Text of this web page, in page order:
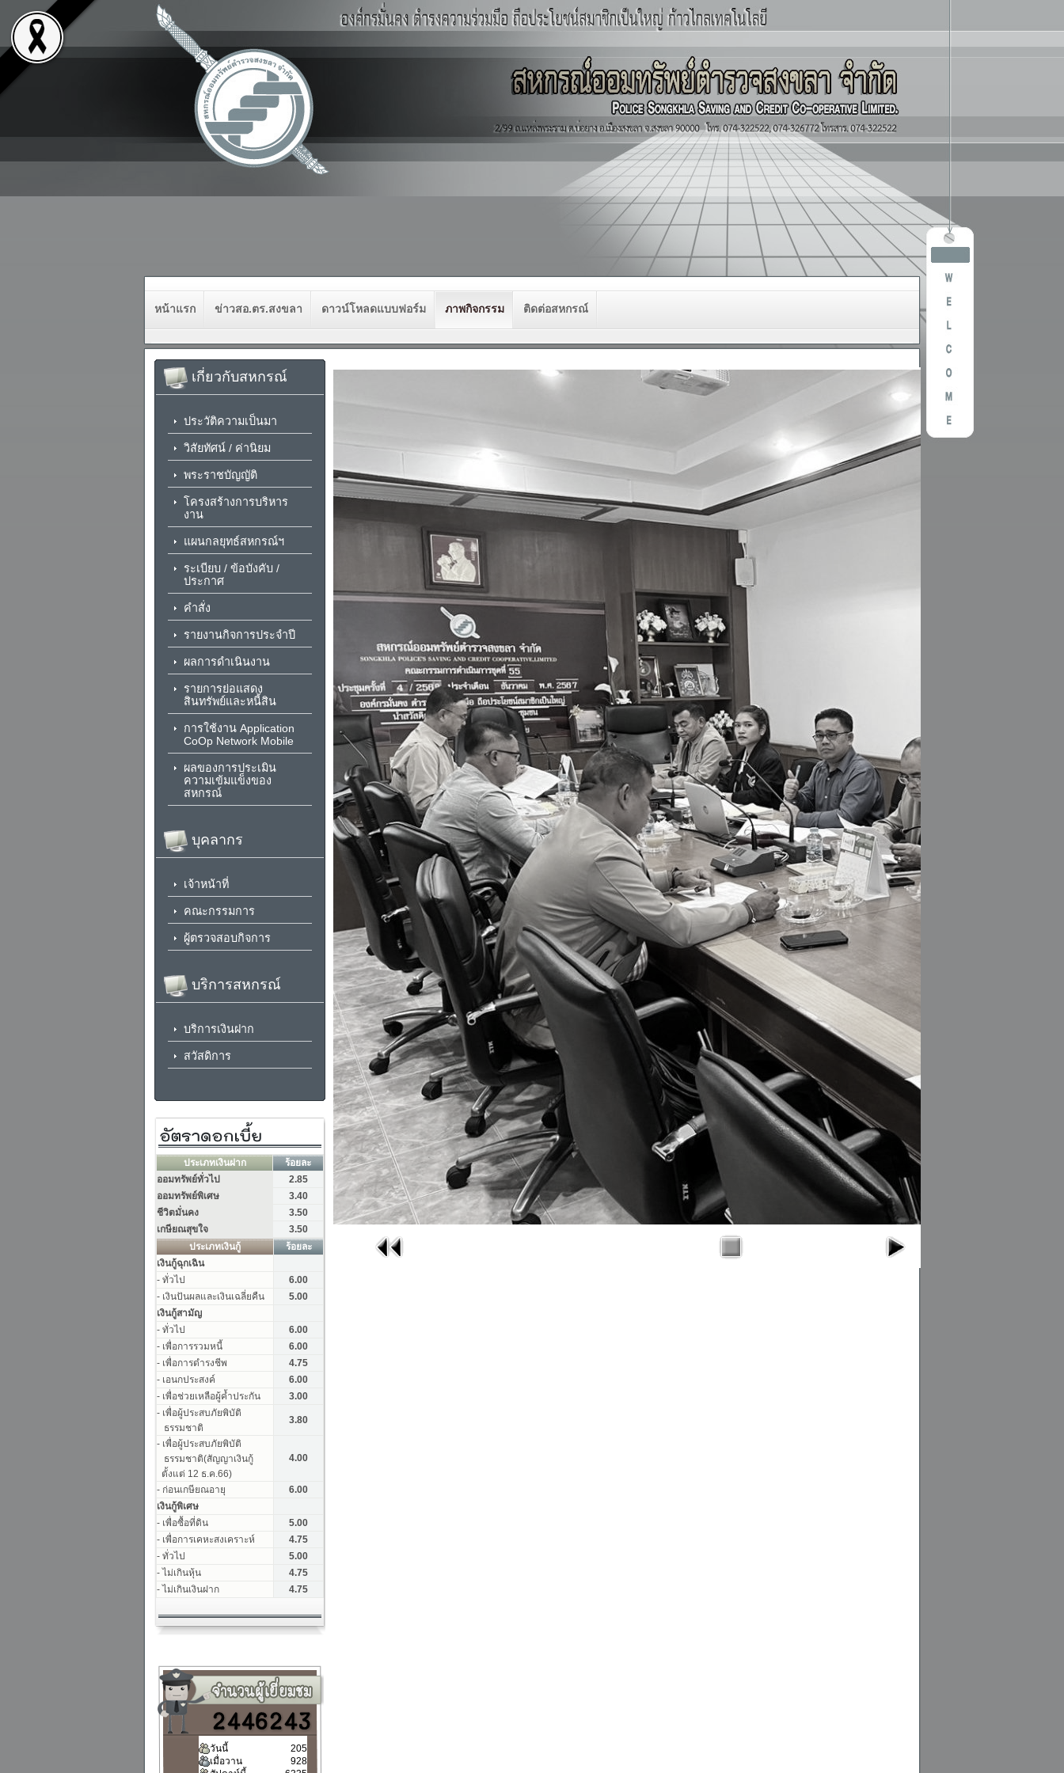
หน้าแรก ข่าวสอ.ตร.สงขลา ดาวน์โหลดแบบฟอร์ม ภาพกิจกรรม ติดต่อสหกรณ์
เกี่ยวกับสหกรณ์
ประวัติความเป็นมา
วิสัยทัศน์ / ค่านิยม
พระราชบัญญัติ
โครงสร้างการบริหาร
งาน
แผนกลยุทธ์สหกรณ์ฯ
ระเบียบ / ข้อบังคับ /
ประกาศ
คำสั่ง
รายงานกิจการประจำปี
ผลการดำเนินงาน
รายการย่อแสดง
สินทรัพย์และหนี้สิน
การใช้งาน Application
CoOp Network Mobile
ผลของการประเมิน
ความเข้มแข็งของ
สหกรณ์
บุคลากร
เจ้าหน้าที่
คณะกรรมการ
ผู้ตรวจสอบกิจการ
บริการสหกรณ์
บริการเงินฝาก
สวัสดิการ
วันนี้
205
เมื่อวาน
928